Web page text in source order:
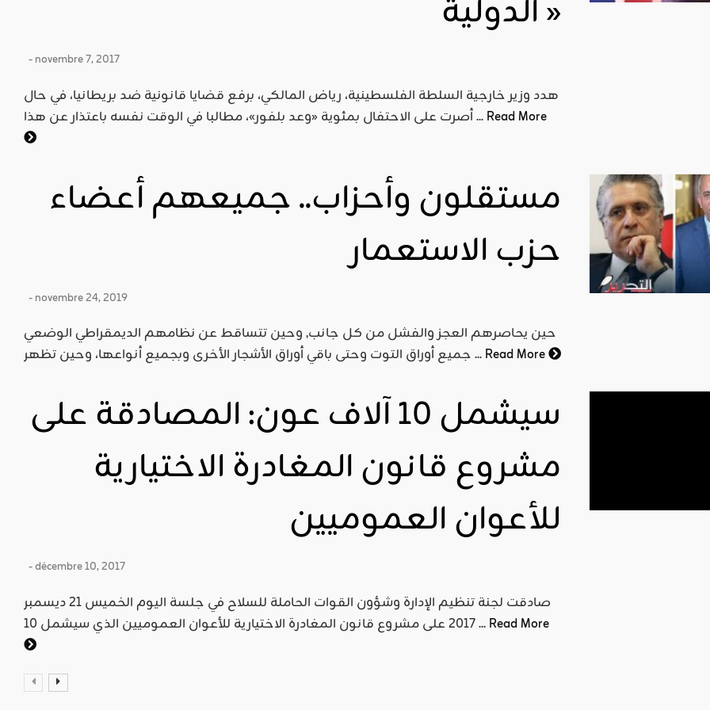
الدولية »
- novembre 7, 2017
هدد وزير خارجية السلطة الفلسطينية، رياض المالكي، برفع قضايا قانونية ضد بريطانيا، في حال
أصرت على الاحتفال بمئوية «وعد بلفور»، مطالبا في الوقت نفسه باعتذار عن هذا ...Read More
مستقلون وأحزاب.. جميعهم أعضاء
حزب الاستعمار
- novembre 24, 2019
حين يحاصرهم العجز والفشل من كل جانب, وحين تتساقط عن نظامهم الديمقراطي الوضعي
جميع أوراق التوت وحتى باقي أوراق الأشجار الأخرى وبجميع أنواعها، وحين تظهر ...Read More
سيشمل 10 آلاف عون: المصادقة على
مشروع قانون المغادرة الاختيارية
للأعوان العموميين
- décembre 10, 2017
صادقت لجنة تنظيم الإدارة وشؤون القوات الحاملة للسلاح في جلسة اليوم الخميس 21 ديسمبر
2017 على مشروع قانون المغادرة الاختيارية للأعوان العموميين الذي سيشمل 10 ...Read More
2026
0
Read More